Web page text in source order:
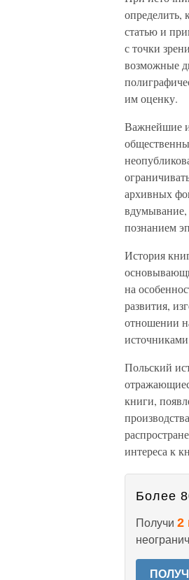
определить,
статью и
с точки
возможные
им оценку.
Важнейшие
архивных
вдумывание,
познанием
История
на
развития,
отношении
Польский
книги,
интереса к
Более
Получи 2